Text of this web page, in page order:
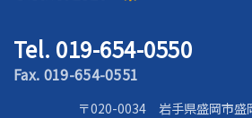
Tel. 019-654-0550
Fax. 019-654-0551
〒020-0034 岩手県盛岡市盛